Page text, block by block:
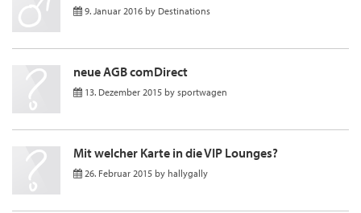
9. Januar 2016 by Destinations
neue AGB comDirect
13. Dezember 2015 by sportwagen
Mit welcher Karte in die VIP Lounges?
26. Februar 2015 by hallygally